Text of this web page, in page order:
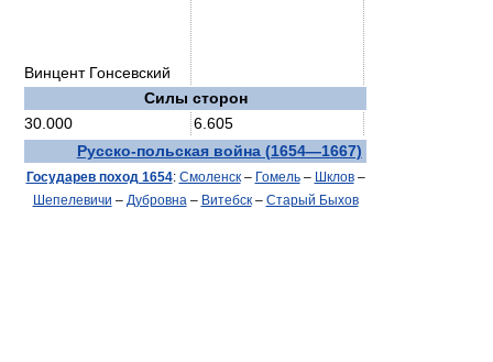
Винцент Гонсевский
Силы сторон
30.000
6.605
Русско-польская война (1654—1667)
Государев поход 1654: Смоленск– Гомель– Шклов–
Шепелевичи – Дубровна – Витебск– Старый Быхов